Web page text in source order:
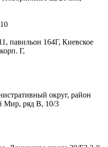
павильон 164Г, Киевское
Г,
округ, район
Мир, ряд В, 10/3